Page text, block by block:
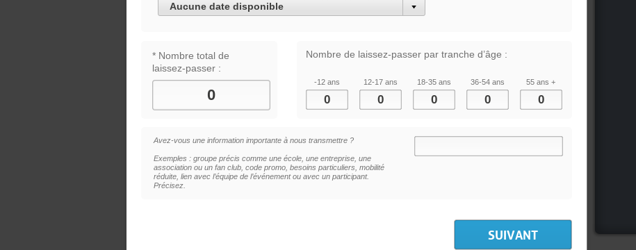
Aucune date disponible
* Nombre total de
laissez-passer :
Nombre de laissez-passer par tranche d’âge :
-12 ans 12-17 ans 18-35 ans 36-54 ans 55 ans +
Avez-vous une information importante à nous transmettre ?
Exemples : groupe précis comme une école, une entreprise, une
association ou un fan club, code promo, besoins particuliers, mobilité
réduite, lien avec l’équipe de l’événement ou avec un participant.
Précisez.